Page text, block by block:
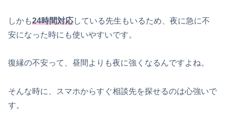
しかも24時間対応している先生もいるため、夜に急に不
安になった時にも使いやすいです。
復縁の不安って、昼間よりも夜に強くなるんですよね。
そんな時に、スマホからすぐ相談先を探せるのは心強いで
す。